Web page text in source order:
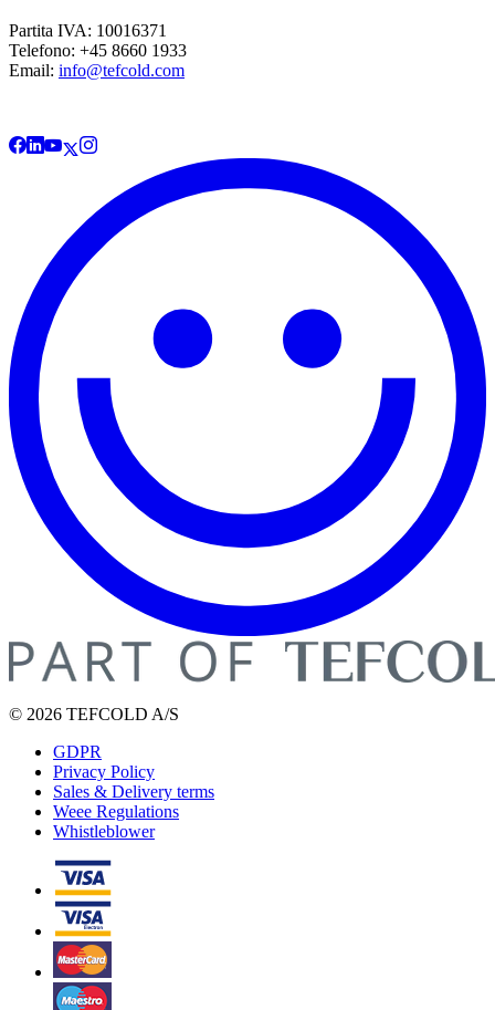
Partita IVA: 10016371
Telefono: +45 8660 1933
Email: info@tefcold.com
© 2026 TEFCOLD A/S
GDPR
Privacy Policy
Sales & Delivery terms
Weee Regulations
Whistleblower